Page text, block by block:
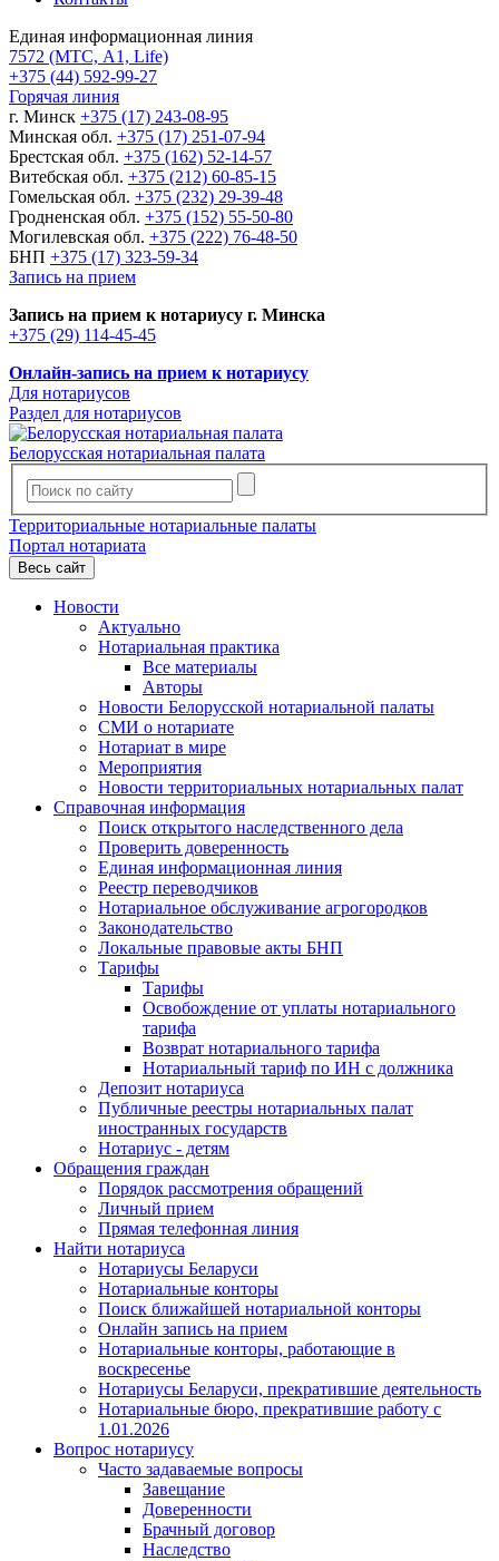
Единая информационная линия
7572 (МТС, A1, Life)
+375 (44) 592-99-27
Горячая линия
г. Минск +375 (17) 243-08-95
Минская обл. +375 (17) 251-07-94
Брестская обл. +375 (162) 52-14-57
Витебская обл. +375 (212) 60-85-15
Гомельская обл. +375 (232) 29-39-48
Гродненская обл. +375 (152) 55-50-80
Могилевская обл. +375 (222) 76-48-50
БНП +375 (17) 323-59-34
Запись на прием
Запись на прием к нотариусу г. Минска
+375 (29) 114-45-45
Онлайн-запись на прием к нотариусу
Для нотариусов
Раздел для нотариусов
Белорусская нотариальная палата
Территориальные нотариальные палаты
Портал нотариата
Весь сайт
Новости
Актуально
Нотариальная практика
Все материалы
Авторы
Новости Белорусской нотариальной палаты
СМИ о нотариате
Нотариат в мире
Мероприятия
Новости территориальных нотариальных палат
Справочная информация
Поиск открытого наследственного дела
Проверить доверенность
Единая информационная линия
Реестр переводчиков
Нотариальное обслуживание агрогородков
Законодательство
Локальные правовые акты БНП
Тарифы
Тарифы
Освобождение от уплаты нотариального
тарифа
Возврат нотариального тарифа
Нотариальный тариф по ИН с должника
Депозит нотариуса
Публичные реестры нотариальных палат
иностранных государств
Нотариус - детям
Обращения граждан
Порядок рассмотрения обращений
Личный прием
Прямая телефонная линия
Найти нотариуса
Нотариусы Беларуси
Нотариальные конторы
Поиск ближайшей нотариальной конторы
Онлайн запись на прием
Нотариальные конторы, работающие в
воскресенье
Нотариусы Беларуси, прекратившие деятельность
Нотариальные бюро, прекратившие работу с
1.01.2026
Вопрос нотариусу
Часто задаваемые вопросы
Завещание
Доверенности
Брачный договор
Наследство